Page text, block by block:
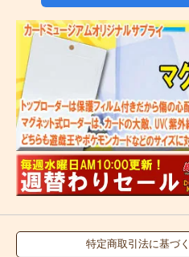
特定商取引法に基づ